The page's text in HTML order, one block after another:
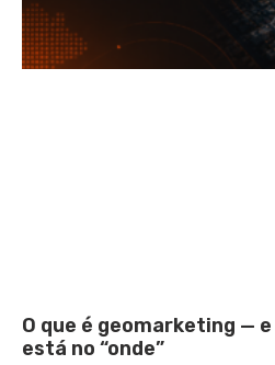
O que é geomarketing —
está no “onde”